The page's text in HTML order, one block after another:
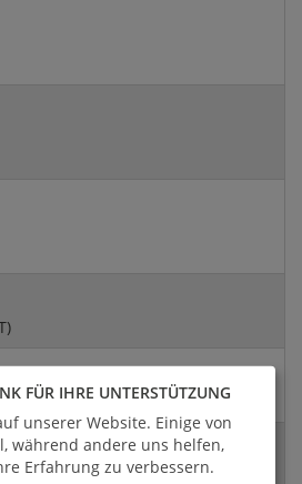
FÜR IHRE UNTERSTÜTZUNG
unserer Website. Einige von
während andere uns helfen,
Erfahrung zu verbessern.